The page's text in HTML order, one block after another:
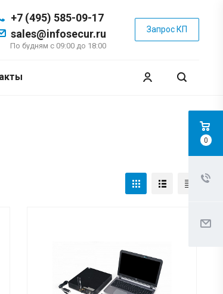
+7 (495) 585-09-17
sales@infosecur.ru
По будням с 09:00 до 18:00
Запрос КП
0